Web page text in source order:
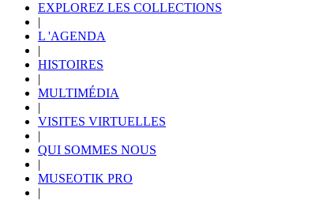
EXPLOREZ LES COLLECTIONS
|
L 'AGENDA
|
HISTOIRES
|
MULTIMÉDIA
|
VISITES VIRTUELLES
|
QUI SOMMES NOUS
|
MUSEOTIK PRO
|